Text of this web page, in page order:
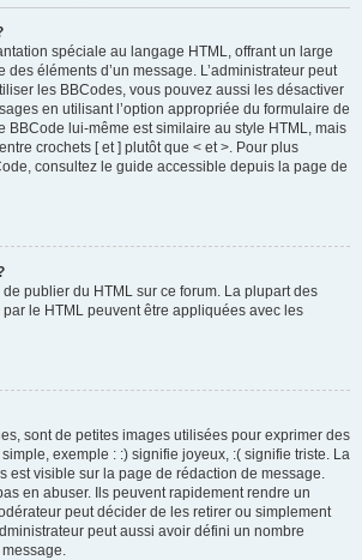
spéciale au langage HTML, offrant un large
des éléments d’un message. L’administrateur peut
les BBCodes, vous pouvez aussi les désactiver
en utilisant l’option appropriée du formulaire de
BBCode lui-même est similaire au style HTML, mais
crochets [ et ] plutôt que < et >. Pour plus
consultez le guide accessible depuis la page de
de publier du HTML sur ce forum. La plupart des
le HTML peuvent être appliquées avec les
sont de petites images utilisées pour exprimer des
exemple : :) signifie joyeux, :( signifie triste. La
est visible sur la page de rédaction de message.
en abuser. Ils peuvent rapidement rendre un
peut décider de les retirer ou simplement
peut aussi avoir défini un nombre